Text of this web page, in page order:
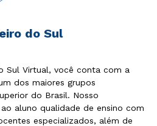
do Sul
Sul Virtual, você conta com a
dos maiores grupos
do Brasil. Nosso
aluno qualidade de ensino com
especializados, além de